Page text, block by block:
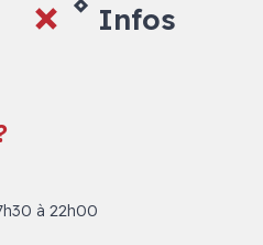
Infos
à 22h00